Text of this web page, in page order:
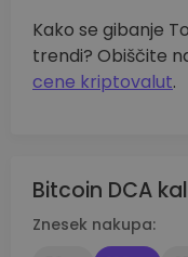
Kako se gibanje
trendi? Obiščite
cene kriptovalut.
Bitcoin DCA
Znesek nakupa: